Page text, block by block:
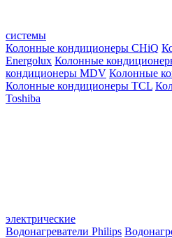
системы
Колонные кондиционеры CHiQ
Energolux Колонные
кондиционеры MDV Колонные
Колонные кондиционеры TCL
Toshiba
электрические
Водонагреватели Philips